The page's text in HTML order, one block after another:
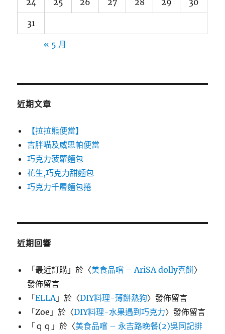
31
« 5 月
近期文章
【拉拉熊便當】
吉胖喵及威思帕便當
巧克力菠蘿麵包
花生,巧克力甜麵包
巧克力千層麵包捲
近期回響
「最近訂購 」於〈美食品嚐 – AriSA dolly喜餅〉
發佈留言
「ELLA 」於〈DIY料理-薄餅熱狗〉發佈留言
「Zoe 」於〈DIY料理-水果遇到巧克力〉發佈留言
「ｑｑ 」於〈美食品嚐 – 永吉路晚餐(2)吳同記排